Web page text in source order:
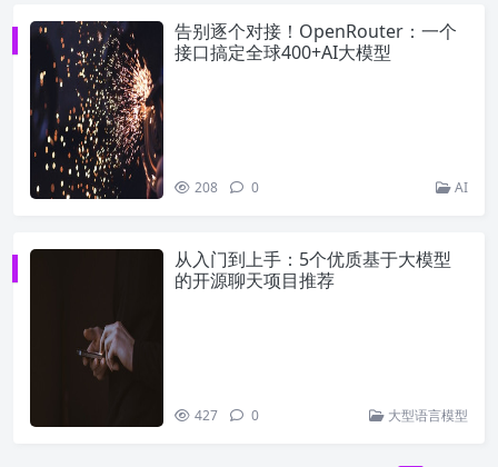
告别逐个对接！OpenRouter：一个
接口搞定全球400+AI大模型
208 0 AI
从入门到上手：5个优质基于大模型
的开源聊天项目推荐
427 0 大型语言模型